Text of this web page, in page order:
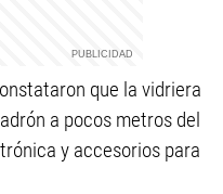
que la vidriera
a pocos metros del
y accesorios para